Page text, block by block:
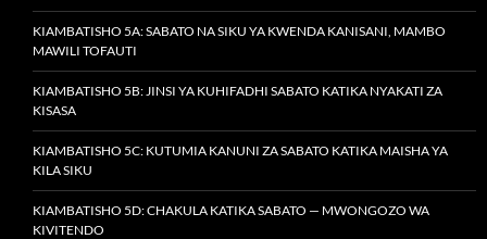
KIAMBATISHO 5A: SABATO NA SIKU YA KWENDA KANISANI, MAMBO
MAWILI TOFAUTI
KIAMBATISHO 5B: JINSI YA KUHIFADHI SABATO KATIKA NYAKATI ZA
KISASA
KIAMBATISHO 5C: KUTUMIA KANUNI ZA SABATO KATIKA MAISHA YA
KILA SIKU
KIAMBATISHO 5D: CHAKULA KATIKA SABATO — MWONGOZO WA
KIVITENDO